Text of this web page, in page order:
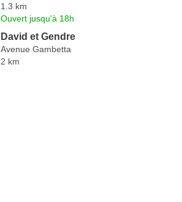
1.3 km
Ouvert jusqu'à 18h
David et Gendre
Avenue Gambetta
2 km